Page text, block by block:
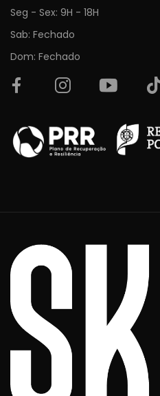
Seg - Sex: 9H - 18H
Sab: Fechado
Dom: Fechado